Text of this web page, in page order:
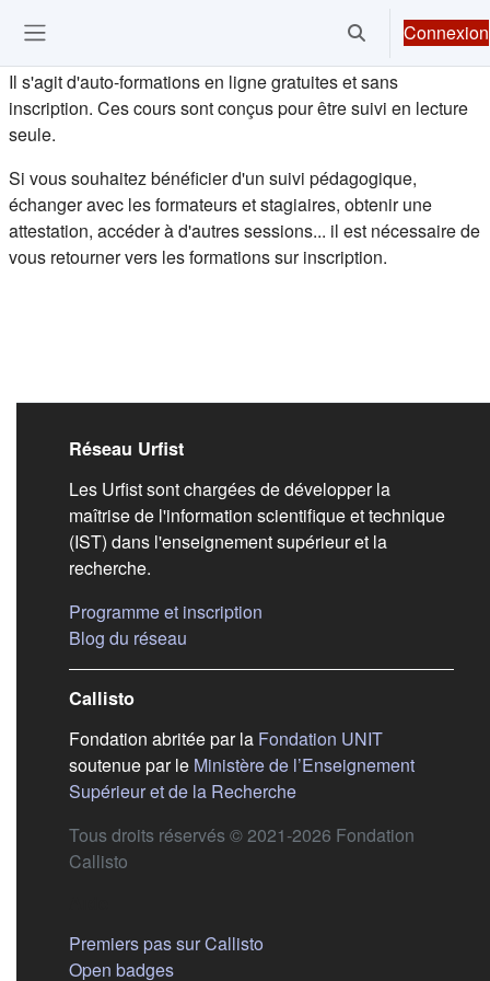
Activer/Connexion
Il s'agit d'auto-formations en ligne gratuites et sans
inscription. Ces cours sont conçus pour être suivi en lecture
seule.
Si vous souhaitez bénéficier d'un suivi pédagogique,
échanger avec les formateurs et stagiaires, obtenir une
attestation, accéder à d'autres sessions... il est nécessaire de
vous retourner vers les formations sur inscription.
Liens de bas de
Réseau Urfist
Les Urfist sont chargées de développer la
maîtrise de l'information scientifique et technique
(IST) dans l'enseignement supérieur et la
recherche.
Programme et inscription
Blog du réseau
Callisto
Fondation abritée par la Fondation UNIT(s'ouvre
soutenue par le Ministère de l’Enseignement
Supérieur et de la Recherche(s'ouvre dans un nouvel
Tous droits réservés © 2021-2026 Fondation
Callisto
Premiers pas sur Callisto
Open badges